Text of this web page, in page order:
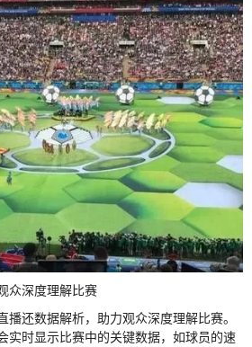
众深度理解比赛
播还数据解析，助力观众深度理解比赛。
实时显示比赛中的关键数据，如球员的速